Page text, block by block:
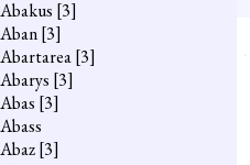
Abakus [3]
Aban[3]
Abartarea[3]
Abarys [3]
Abas [3]
Abass
Abaz[3]